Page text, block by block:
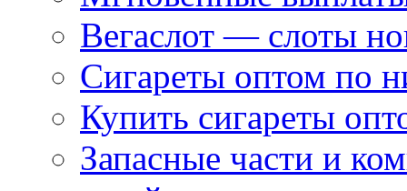
Вегаслот — слоты
Сигареты оптом по
Купить сигареты
Запасные части и